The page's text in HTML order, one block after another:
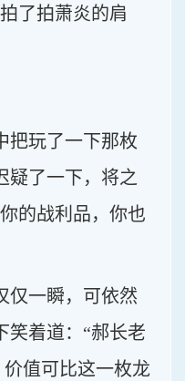
了拍萧炎的肩
把玩了一下那枚
疑了一下，将之
的战利品，你也
仅一瞬，可依然
笑着道：“郝长老
价值可比这一枚龙